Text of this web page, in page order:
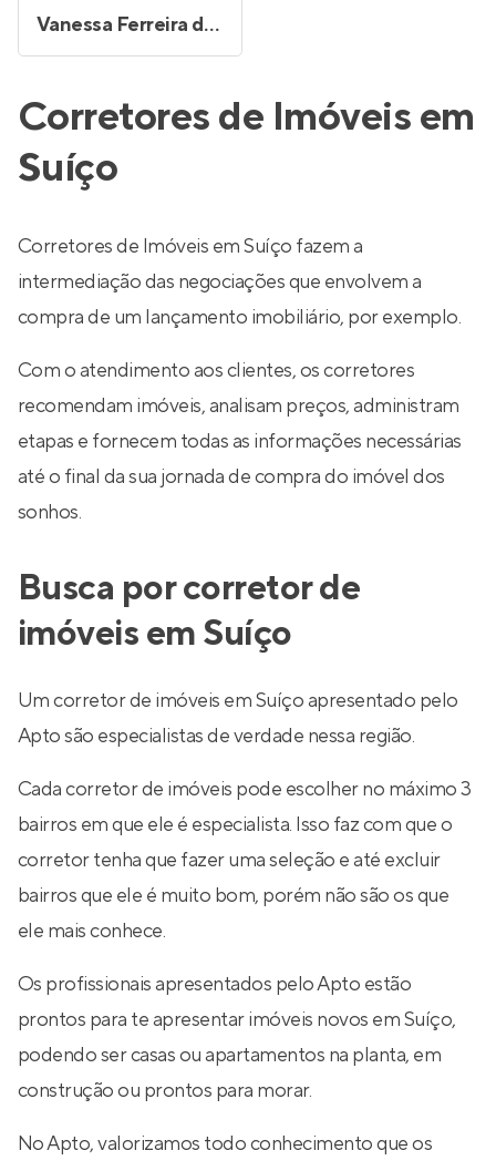
Vanessa Ferreira da Silva Almeida
Corretores de Imóveis em
Suíço
Corretores de Imóveis em Suíço fazem a
intermediação das negociações que envolvem a
compra de um lançamento imobiliário, por exemplo.
Com o atendimento aos clientes, os corretores
recomendam imóveis, analisam preços, administram
etapas e fornecem todas as informações necessárias
até o final da sua jornada de compra do imóvel dos
sonhos.
Busca por corretor de
imóveis em Suíço
Um corretor de imóveis em Suíço apresentado pelo
Apto são especialistas de verdade nessa região.
Cada corretor de imóveis pode escolher no máximo 3
bairros em que ele é especialista. Isso faz com que o
corretor tenha que fazer uma seleção e até excluir
bairros que ele é muito bom, porém não são os que
ele mais conhece.
Os profissionais apresentados pelo Apto estão
prontos para te apresentar imóveis novos em Suíço,
podendo ser casas ou apartamentos na planta, em
construção ou prontos para morar.
No Apto, valorizamos todo conhecimento que os